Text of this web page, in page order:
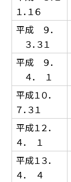
１．１６
平成 ９．
３．３１
平成 ９．
４． １
平成１０．
７．３１
平成１２．
４． １
平成１３．
４． ４